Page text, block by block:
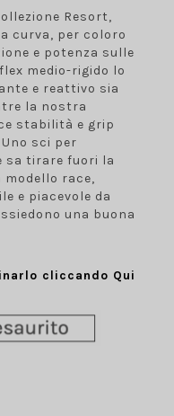
Resort,
curva, per coloro
e potenza sulle
medio-rigido lo
e reattivo sia
la nostra
stabilità e grip
sci per
sa tirare fuori la
race,
e piacevole da
una buona
cliccando Qui